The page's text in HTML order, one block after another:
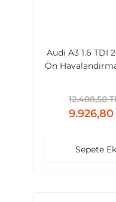
Audi A3 1.6 TDI
Ön
12.408,50
9.926,80
Sepete